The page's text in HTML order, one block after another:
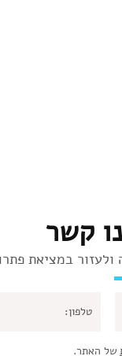
קשר
במציאת
של האתר.